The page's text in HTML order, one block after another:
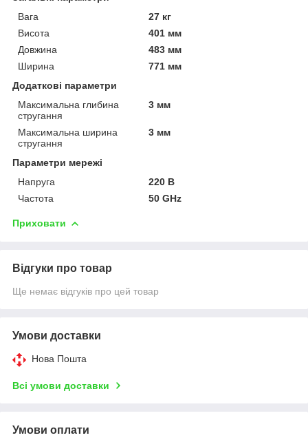
Вага
27 кг
Висота
401 мм
Довжина
483 мм
Ширина
771 мм
Додаткові параметри
Максимальна глибина
стругання
3 мм
Максимальна ширина
стругання
3 мм
Параметри мережі
Напруга
220 В
Частота
50 GHz
Приховати
Відгуки про товар
Ще немає відгуків про цей товар
Умови доставки
Нова Пошта
Всі умови доставки
Умови оплати